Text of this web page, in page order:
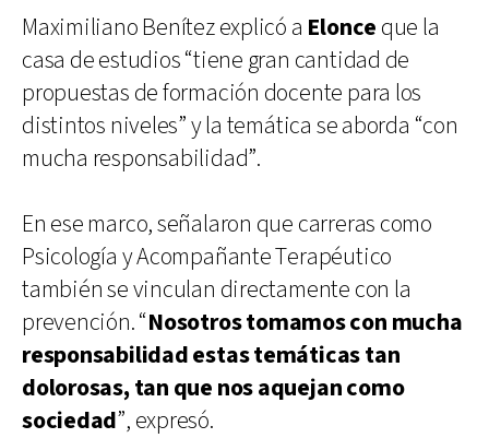
Maximiliano Benítez explicó a Elonce que la
casa de estudios “tiene gran cantidad de
propuestas de formación docente para los
distintos niveles” y la temática se aborda “con
mucha responsabilidad”.
En ese marco, señalaron que carreras como
Psicología y Acompañante Terapéutico
también se vinculan directamente con la
prevención. “Nosotros tomamos con mucha
responsabilidad estas temáticas tan
dolorosas, tan que nos aquejan como
sociedad”, expresó.